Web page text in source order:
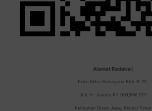
Alamat Redaksi:
Ruko Mitra Ramayana Blok B-20,
Jl Ir. H. Juanda RT 001/RW 001
Kelurahan Duren Jaya, Bekasi Timur